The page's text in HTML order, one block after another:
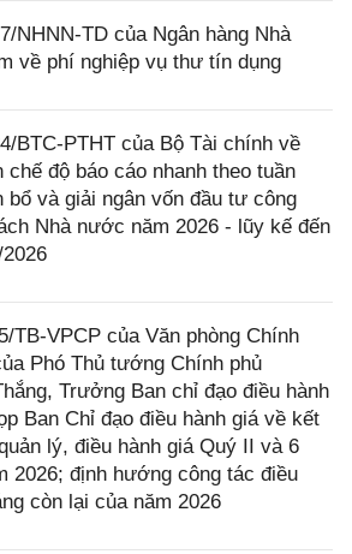
NHNN-TD của Ngân hàng Nhà
về phí nghiệp vụ thư tín dụng
BTC-PTHT của Bộ Tài chính về
độ báo cáo nhanh theo tuần
bổ và giải ngân vốn đầu tư công
Nhà nước năm 2026 - lũy kế đến
TB-VPCP của Văn phòng Chính
Phó Thủ tướng Chính phủ
Trưởng Ban chỉ đạo điều hành
Ban Chỉ đạo điều hành giá về kết
lý, điều hành giá Quý II và 6
2026; định hướng công tác điều
còn lại của năm 2026